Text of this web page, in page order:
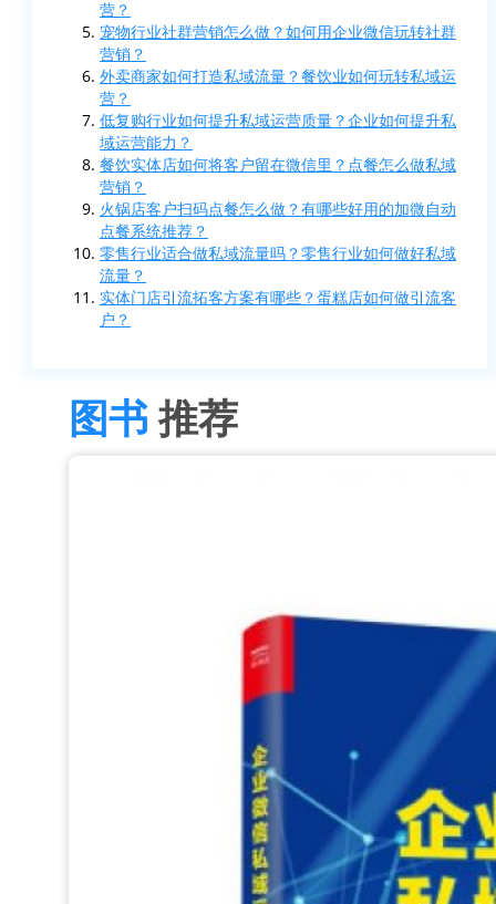
营？
宠物行业社群营销怎么做？如何用企业微信玩转社群
营销？
外卖商家如何打造私域流量？餐饮业如何玩转私域运
营？
低复购行业如何提升私域运营质量？企业如何提升私
域运营能力？
餐饮实体店如何将客户留在微信里？点餐怎么做私域
营销？
火锅店客户扫码点餐怎么做？有哪些好用的加微自动
点餐系统推荐？
零售行业适合做私域流量吗？零售行业如何做好私域
流量？
实体门店引流拓客方案有哪些？蛋糕店如何做引流客
户？
图书推荐